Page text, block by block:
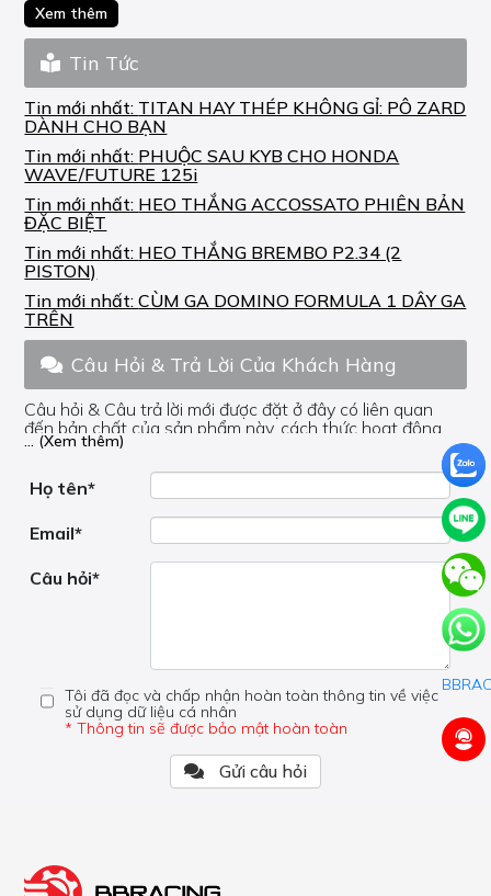
Xem thêm
Tin Tức
Tin mới nhất: TITAN HAY THÉP KHÔNG GỈ: PÔ ZARD
DÀNH CHO BẠN
Tin mới nhất: PHUỘC SAU KYB CHO HONDA
WAVE/FUTURE 125i
Tin mới nhất: HEO THẮNG ACCOSSATO PHIÊN BẢN
ĐẶC BIỆT
Tin mới nhất: HEO THẮNG BREMBO P2.34 (2
PISTON)
Tin mới nhất:CÙM GA DOMINO FORMULA 1 DÂY GA
TRÊN
Câu Hỏi & Trả Lời Của Khách Hàng
Câu hỏi & Câu trả lời mới được đặt ở đây có liên quan
đến bản chất của sản phẩm này, cách thức hoạt động,
nơi hoạt động, liệu nó có hữu ích không, v.v.
Nếu bạn cần trợ giúp về phần khác, vui lòng không đặt
câu hỏi của bạn ở đây mà bên trong trang đó.
... (Xem thêm)
Họ tên*
Email*
Câu hỏi*
Tôi đã đọc và chấp nhận hoàn toàn thông tin về việc
sử dụng dữ liệu cá nhân
* Thông tin sẽ được bảo mật hoàn toàn
Gửi câu hỏi